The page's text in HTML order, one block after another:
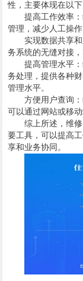
性，主要体现在以下
提高工作效率
管理，减少人工操
实现数据共享
务系统的无缝对接
提高管理水平
务处理，提供各种
管理水平。
方便用户查询
可以通过网站或移
综上所述，维
要工具，可以提高
享和业务协同。